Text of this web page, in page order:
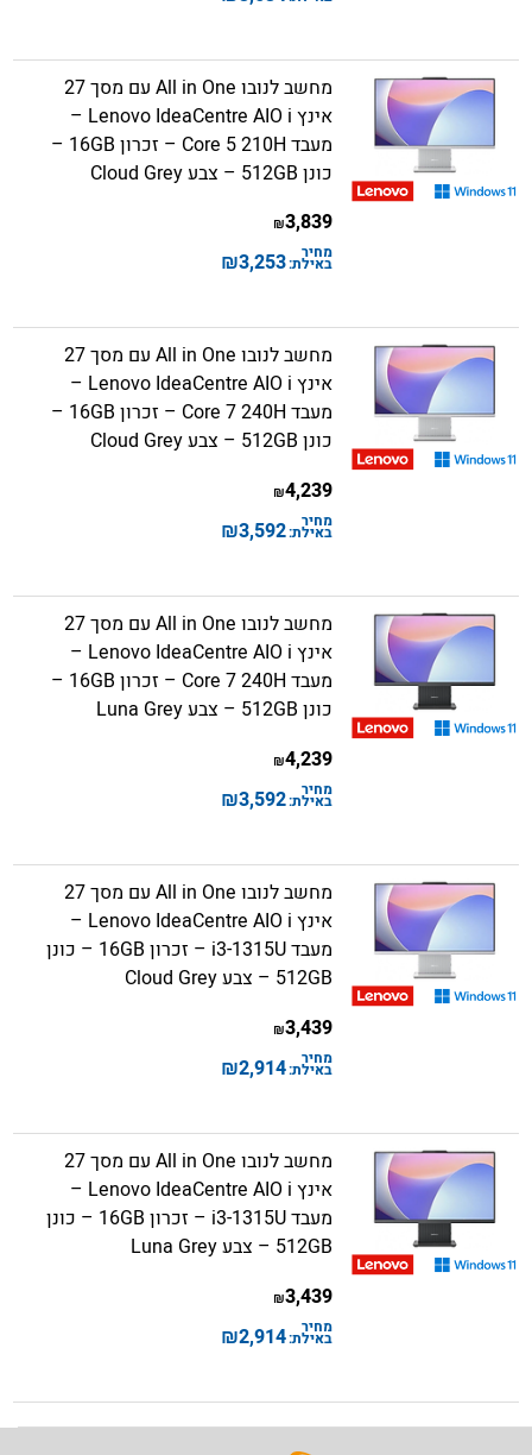
מחשב לנובו All in One עם מסך 27
אינץ Lenovo IdeaCentre AIO i –
מעבד Core 5 210H – זכרון 16GB –
כונן 512GB – צבע Cloud Grey
3,839
₪
מחיר
באילת:3,253
₪
מחשב לנובו All in One עם מסך 27
אינץ Lenovo IdeaCentre AIO i –
מעבד Core 7 240H – זכרון 16GB –
כונן 512GB – צבע Cloud Grey
4,239
₪
מחיר
באילת:3,592
₪
מחשב לנובו All in One עם מסך 27
אינץ Lenovo IdeaCentre AIO i –
מעבד Core 7 240H – זכרון 16GB –
כונן 512GB – צבע Luna Grey
4,239
₪
מחיר
באילת:3,592
₪
מחשב לנובו All in One עם מסך 27
אינץ Lenovo IdeaCentre AIO i –
מעבד i3-1315U – זכרון 16GB – כונן
512GB – צבע Cloud Grey
3,439
₪
מחיר
באילת:2,914
₪
מחשב לנובו All in One עם מסך 27
אינץ Lenovo IdeaCentre AIO i –
מעבד i3-1315U – זכרון 16GB – כונן
512GB – צבע Luna Grey
3,439
₪
מחיר
באילת:2,914
₪